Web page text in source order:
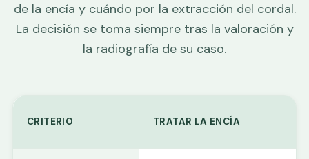
de la encía y cuándo por la extracción del cordal.
La decisión se toma siempre tras la valoración y
la radiografía de su caso.
CRITERIO TRATAR LA ENCÍA